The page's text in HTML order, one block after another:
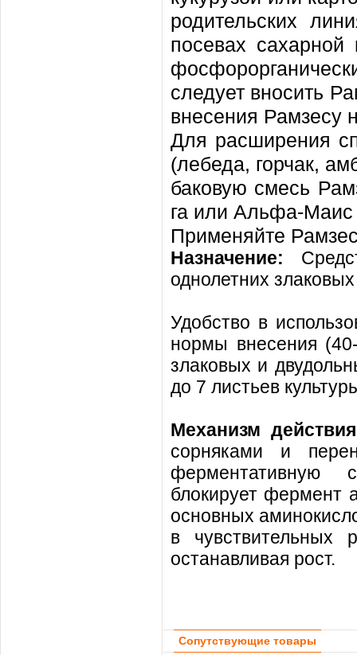
родительских
посевах
следует вносить
внесения Рамзесу
Для расширения
(лебеда, горчак,
баковую смесь
га или Альфа-Маис
Применяйте
Назначение:
однолетних
Удобство в
нормы внесения
злаковых и
до 7 листьев
Механизм
сорняками и
ферментативную
блокирует фермент
основных
в чувствительных
останавливая рост.
Сопутствующие товары